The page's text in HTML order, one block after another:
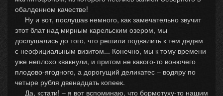
обалденном качестве!
Ну и вот, послушав немного, как замечательно звучит
этот блат над мирным карельским озером, мы
дослушались до того, что решили подвалить к тем дядям
с неофициальным визитом... Конечно, мы к тому времени
уже неплохо квакнули, и притом не какого-то вонючего
плодово-ягодного, а дорогущий деликатес – водяру по
четыре рубля двенадцать копеек.
Да, кстати! – я вот вспоминаю, что бормотуху-то нашим